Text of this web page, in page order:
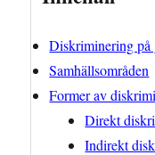
Diskriminering på
Samhällsområden
Former av
Direkt
Indirekt